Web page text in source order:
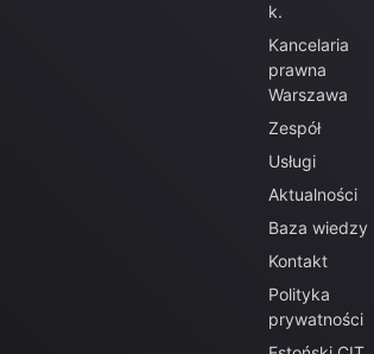
k.
Kancelaria
prawna
Warszawa
Zespół
Usługi
Aktualności
Baza wiedzy
Kontakt
Polityka
prywatności